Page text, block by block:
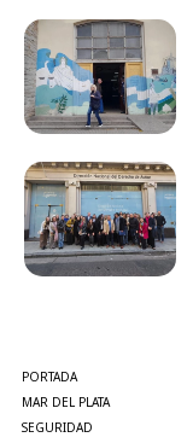
PORTADA
MAR DEL PLATA
SEGURIDAD